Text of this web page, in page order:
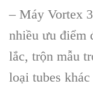
– Máy Vortex
nhiều ưu điểm
lắc, trộn mẫu
loại tubes